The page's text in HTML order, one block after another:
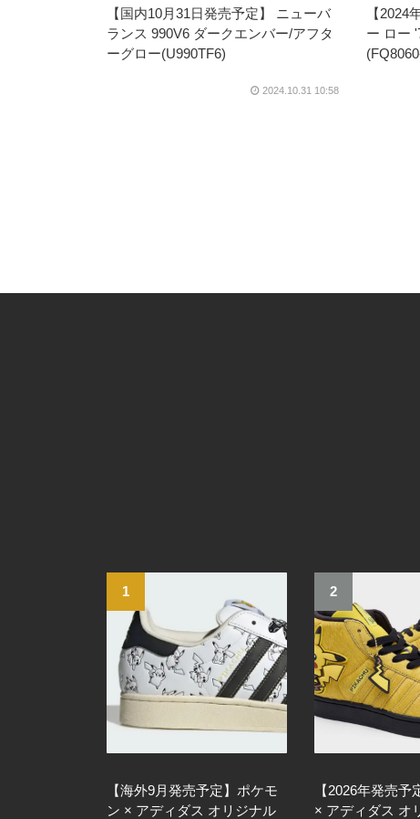
【国内10月31日発売予定】 ニューバ
ランス 990V6 ダークエンバー/アフタ
ーグロー(U990TF6)
2024.10.31 10:58
【2024
ー ロー
1
【海外9月発売予定】ポケモ
ン × アディダス オリジナル
2
【2026年発売予
× アディダス オ